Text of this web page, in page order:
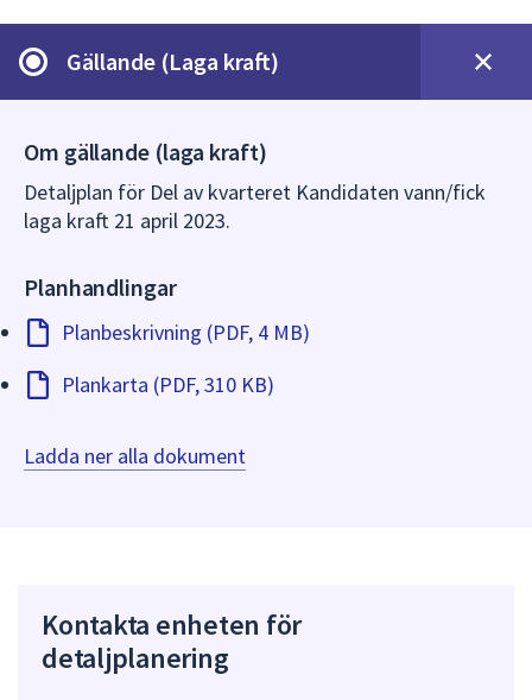
Gällande (Laga kraft)
Om gällande (laga kraft)
Detaljplan för Del av kvarteret Kandidaten vann/fick
laga kraft 21 april 2023.
Planhandlingar
Planbeskrivning (PDF, 4 MB)
Plankarta (PDF, 310 KB)
Ladda ner alla dokument
Kontakta enheten för
detaljplanering